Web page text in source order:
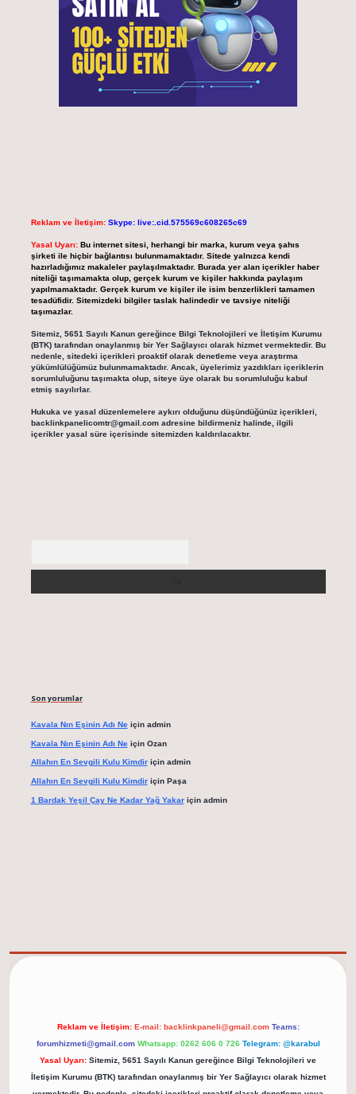
Reklam ve İletişim: Skype: live:.cid.575569c608265c69
Yasal Uyarı: Bu internet sitesi, herhangi bir marka, kurum veya şahıs
şirketi ile hiçbir bağlantısı bulunmamaktadır. Sitede yalnızca kendi
hazırladığımız makaleler paylaşılmaktadır. Burada yer alan içerikler haber
niteliği taşımamakta olup, gerçek kurum ve kişiler hakkında paylaşım
yapılmamaktadır. Gerçek kurum ve kişiler ile isim benzerlikleri tamamen
tesadüfidir. Sitemizdeki bilgiler taslak halindedir ve tavsiye niteliği
taşımazlar.
Sitemiz, 5651 Sayılı Kanun gereğince Bilgi Teknolojileri ve İletişim Kurumu
(BTK) tarafından onaylanmış bir Yer Sağlayıcı olarak hizmet vermektedir. Bu
nedenle, sitedeki içerikleri proaktif olarak denetleme veya araştırma
yükümlülüğümüz bulunmamaktadır. Ancak, üyelerimiz yazdıkları içeriklerin
sorumluluğunu taşımakta olup, siteye üye olarak bu sorumluluğu kabul
etmiş sayılırlar.
Hukuka ve yasal düzenlemelere aykırı olduğunu düşündüğünüz içerikleri,
backlinkpanelicomtr@gmail.comadresine bildirmeniz halinde, ilgili
içerikler yasal süre içerisinde sitemizden kaldırılacaktır.
Son yorumlar
Kavala Nın Eşinin Adı Neiçin admin
Kavala Nın Eşinin Adı Neiçin Ozan
Allahın En Sevgili Kulu Kimdiriçin admin
Allahın En Sevgili Kulu Kimdiriçin Paşa
1 Bardak Yeşil Çay Ne Kadar Yağ Yakariçin admin
Reklam ve İletişim: E-mail: backlinkpaneli@gmail.com Teams:
forumhizmeti@gmail.com Whatsapp: 0262 606 0 726 Telegram: @karabul
Yasal Uyarı: Sitemiz, 5651 Sayılı Kanun gereğince Bilgi Teknolojileri ve
İletişim Kurumu (BTK) tarafından onaylanmış bir Yer Sağlayıcı olarak hizmet